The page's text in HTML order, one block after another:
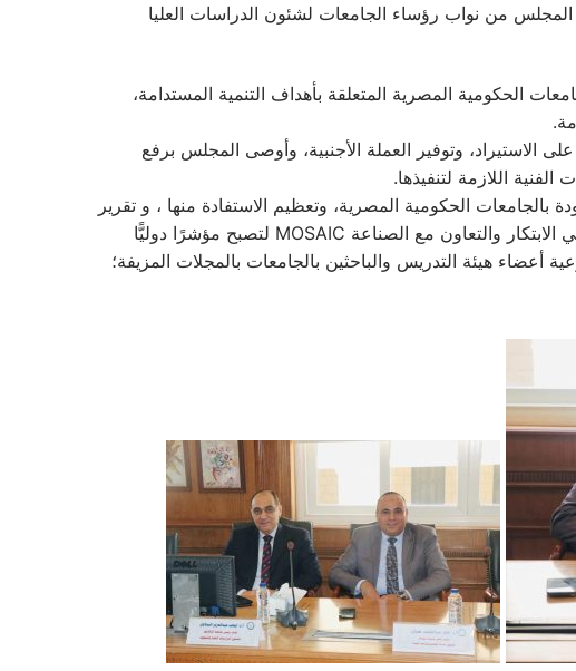
من نواب رؤساء الجامعات لشئون الدراسات العليا
الحكومية المصرية المتعلقة بأهداف التنمية المستدامة،
الاستيراد، وتوفير العملة الأجنبية، وأوصى المجلس برفع
الفنية اللازمة لتنفيذها.
الحكومية المصرية، وتعظيم الاستفادة منها ، و تقرير
اللجنة المشكلة لإعداد مقترح تصنيف دولي للجامعات المصرية في ضوء تطوير مسابقة الجامعات والمراكز البحثية في الابتكار والتعاون مع الصناعة MOSAIC لتصبح مؤشرًا دوليًّا
أعضاء هيئة التدريس والباحثين بالجامعات بالمجلات المزيفة؛